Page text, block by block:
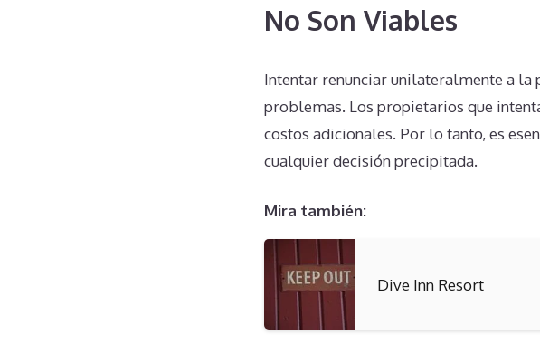
No Son Viables
Intentar renunciar unilateralmente a la
problemas. Los propietarios que
costos adicionales. Por lo tanto, es
cualquier decisión precipitada.
Mira también:
Dive Inn Resort